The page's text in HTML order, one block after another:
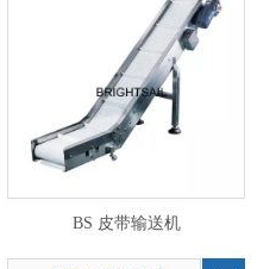
BS 皮带输送机